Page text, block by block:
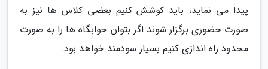
پیدا می نماید، باید کوشش کنیم بعضی کلاس ها نیز به
صورت حضوری برگزار شوند اگر بتوان خوابگاه ها را به صورت
محدود راه اندازی کنیم بسیار سودمند خواهد بود.